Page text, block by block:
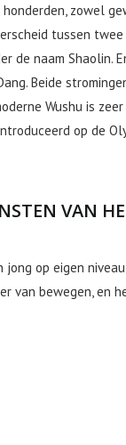
zowel
tussen
de naam Shaolin.
Beide
Wushu is
op de
VAN
jong op eigen
van bewegen, en